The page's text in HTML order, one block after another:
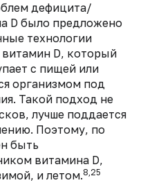
дефицита/
D было предложено
технологии
витамин D, который
с пищей или
организмом под
Такой подход не
лучше поддается
Поэтому, по
быть
витамина D,
и летом.8,25